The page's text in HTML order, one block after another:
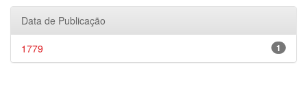
Data de Publicação
1
1779